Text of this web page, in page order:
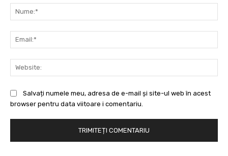
Salvați numele meu, adresa de e-mail și site-ul web în acest
browser pentru data viitoare i comentariu.